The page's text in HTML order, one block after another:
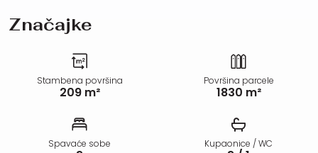
Značajke
Stambena površina
209 m²
Površina parcele
1830 m²
Spavaće sobe Kupaonice / WC